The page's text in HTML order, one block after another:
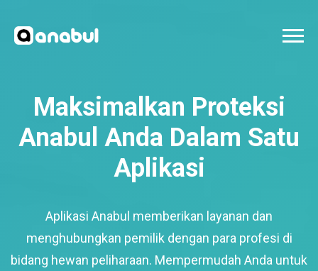
Maksimalkan Proteksi
Anabul Anda Dalam Satu
Aplikasi
Aplikasi Anabul memberikan layanan dan
menghubungkan pemilik dengan para profesi di
bidang hewan peliharaan. Mempermudah Anda untuk